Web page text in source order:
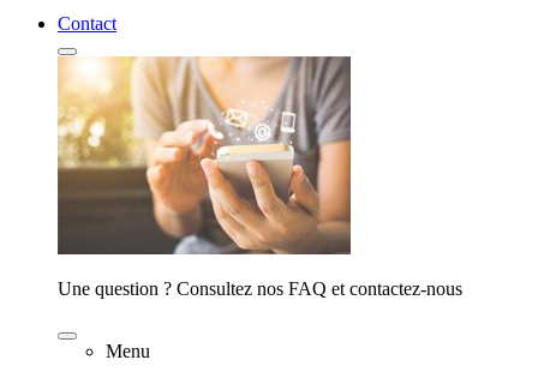
Contact
Une question ? Consultez nos FAQ et contactez-nous
Menu